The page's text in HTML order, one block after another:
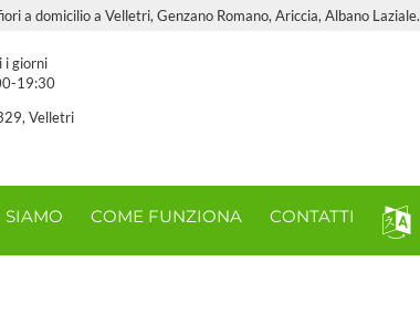
a domicilio a Velletri, Genzano Romano, Ariccia, Albano Laziale.
i giorni
19:30
Velletri
SIAMO COME FUNZIONA CONTATTI